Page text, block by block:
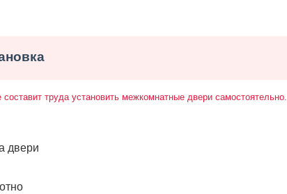
труда установить межкомнатные двери самостоятельно.
двери